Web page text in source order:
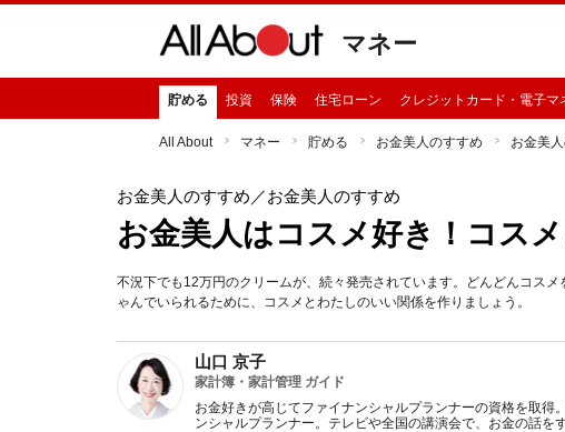
マネー
貯める 投資 保険 住宅ローン クレジットカード・電子マ
All About マネー 貯める お金美人のすすめ お金美
お金美人のすすめ ／お金美人のすすめ
お金美人はコスメ好き！コス
不況下でも12万円のクリームが、続々発売されています。どんどんコス
ゃんでいられるために、コスメとわたしのいい関係を作りましょう。
山口 京子
家計簿・家計管理 ガイド
お金好きが高じてファイナンシャルプランナーの資格を取
ンシャルプランナー。テレビや全国の講演会で、お金の話をす